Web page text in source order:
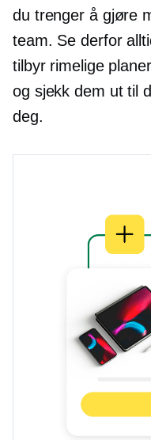
du trenger å gjøre
team. Se derfor
tilbyr rimelige
og sjekk dem ut til
deg.